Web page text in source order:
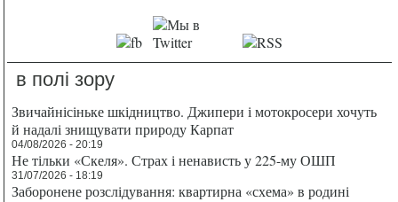
в полі зору
Звичайнісіньке шкідництво. Джипери і мотокросери хочуть
й надалі знищувати природу Карпат
04/08/2026 - 20:19
Не тільки «Скеля». Страх і ненависть у 225-му ОШП
31/07/2026 - 18:19
Заборонене розслідування: квартирна «схема» в родині